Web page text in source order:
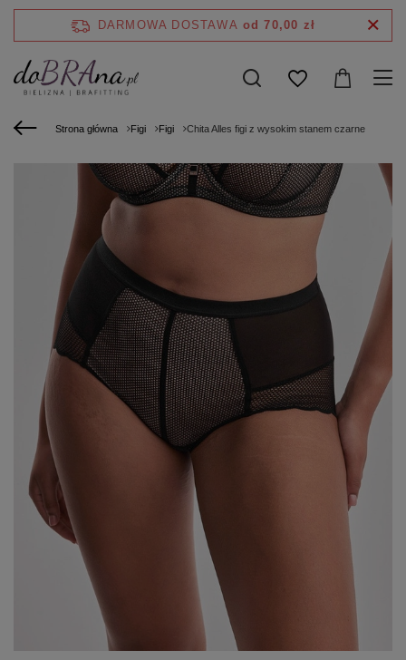
DARMOWA DOSTAWA od 70,00 zł
Strona główna Figi Figi Chita Alles figi z wysokim stanem czarne